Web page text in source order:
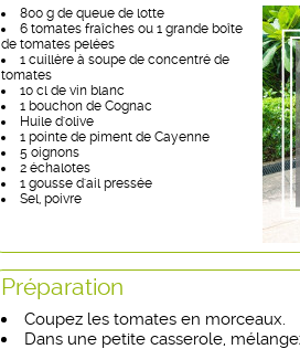
800 g de queue de lotte
6 tomates fraîches ou 1 grande boîte
de tomates pelées
1 cuillère à soupe de concentré de
tomates
10 cl de vin blanc
1 bouchon de Cognac
Huile d'olive
1 pointe de piment de Cayenne
5 oignons
2 échalotes
1 gousse d'ail pressée
Sel, poivre
Préparation
Coupez les tomates en morceaux.
Dans une petite casserole,